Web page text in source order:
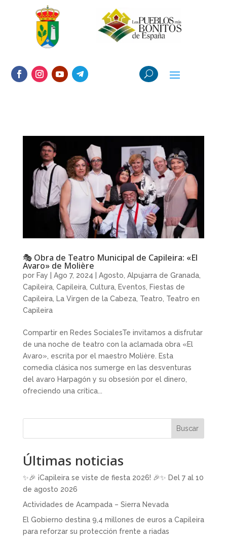
🎭 Obra de Teatro Municipal de Capileira: «El
Avaro» de Molière
por Fay Ago 7, 2024 Agosto, Alpujarra de Granada,
Capileira, Capileira, Cultura, Eventos, Fiestas de
Capileira, La Virgen de la Cabeza, Teatro, Teatro en
Capileira
Compartir en Redes SocialesTe invitamos a disfrutar
de una noche de teatro con la aclamada obra «El
Avaro», escrita por el maestro Molière. Esta
comedia clásica nos sumerge en las desventuras
del avaro Harpagón y su obsesión por el dinero,
ofreciendo una crítica...
Buscar
Últimas noticias
✨🎉 ¡Capileira se viste de fiesta 2026! 🎉✨ Del 7 al 10
de agosto 2026
Actividades de Acampada – Sierra Nevada
El Gobierno destina 9,4 millones de euros a Capileira
para reforzar su protección frente a riadas